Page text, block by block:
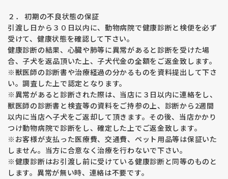
２． 初期の不良状態の保証
引渡し日から３０日以内に、動物病院で健康診断と検便を必ず
受けて、健康状態を確認して下さい。
健康診断の結果、心臓や肺等に異常があると診断を受けた場
合、子犬を返品頂いた上、子犬代金の全額をご返金致します。
※獣医師の診断書や治療経過の分かるものを資料提出して下さ
い。調査した上で認定となります。
※異常があると診断された際は、当店に３日以内に連絡をし、
獣医師の診断書と検査等の資料をご持参の上、診断から2週間
以内に当店へ子犬をご返却して頂きます。その後、当店かかり
つけ動物病院で診断をし、確定した上でご返金致します。
※お客様が支払った医療費、交通費、ペット用品等は保証いた
しません。当方に合意なく治療を行わないで下さい。
※健康診断はお引渡し前に受けている健康診断と同等のものと
します。異常が無い時、連絡は不要です。